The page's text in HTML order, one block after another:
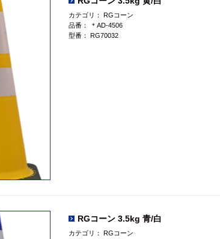
カテゴリ：
RGコーン
品番：
＊AD-4506
型番：
RG70032
RGコーン 3.5kg 青/白
カテゴリ：
RGコーン